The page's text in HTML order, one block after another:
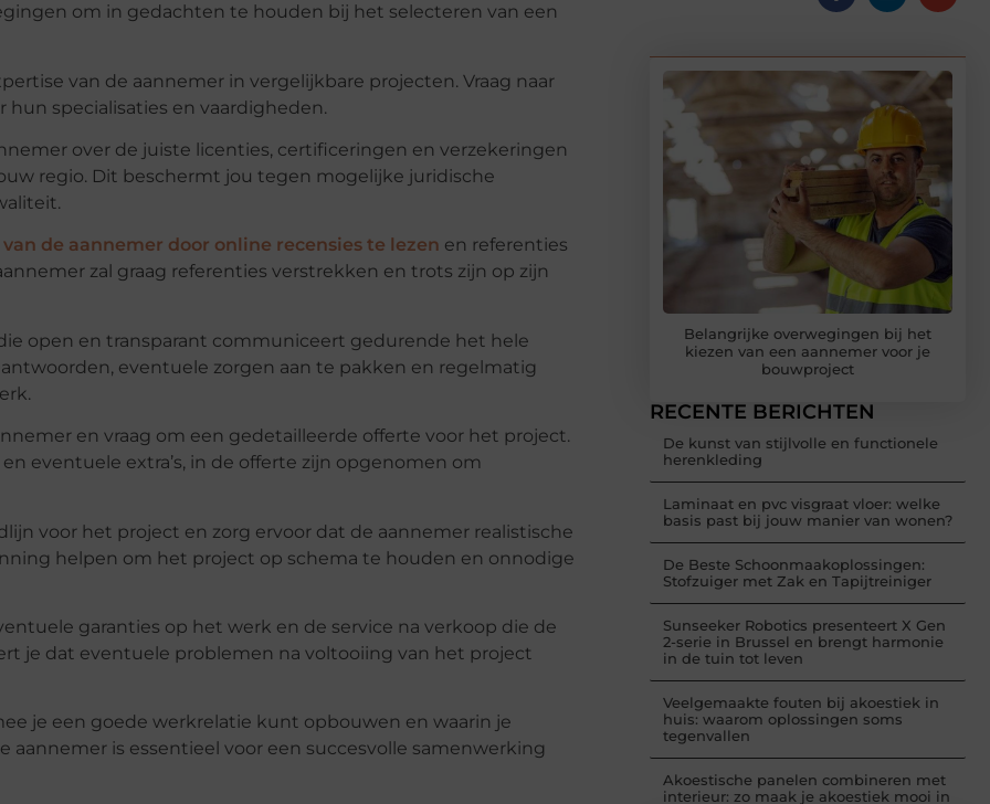
om in gedachten te houden bij het selecteren van een
van de aannemer in vergelijkbare projecten. Vraag naar
specialisaties en vaardigheden.
over de juiste licenties, certificeringen en verzekeringen
regio. Dit beschermt jou tegen mogelijke juridische
de aannemer door online recensies te lezen en referenties
zal graag referenties verstrekken en trots zijn op zijn
open en transparant communiceert gedurende het hele
eventuele zorgen aan te pakken en regelmatig
en vraag om een gedetailleerde offerte voor het project.
eventuele extra’s, in de offerte zijn opgenomen om
voor het project en zorg ervoor dat de aannemer realistische
helpen om het project op schema te houden en onnodige
garanties op het werk en de service na verkoop die de
je dat eventuele problemen na voltooiing van het project
je een goede werkrelatie kunt opbouwen en waarin je
is essentieel voor een succesvolle samenwerking
Belangrijke overwegingen bij het
kiezen van een aannemer voor je
bouwproject
RECENTE BERICHTEN
De kunst van stijlvolle en functionele
herenkleding
Laminaat en pvc visgraat vloer: welke
basis past bij jouw manier van wonen?
De Beste Schoonmaakoplossingen:
Stofzuiger met Zak en Tapijtreiniger
Sunseeker Robotics presenteert X Gen
2-serie in Brussel en brengt harmonie
in de tuin tot leven
Veelgemaakte fouten bij akoestiek in
huis: waarom oplossingen soms
tegenvallen
Akoestische panelen combineren met
interieur: zo maak je akoestiek mooi in